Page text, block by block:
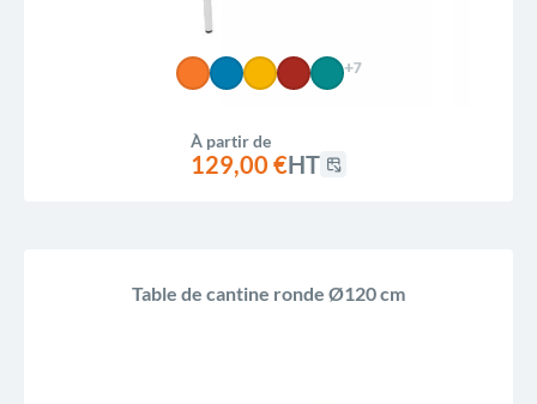
+7
À partir de
129,00 €HT
Table de cantine ronde Ø120 cm